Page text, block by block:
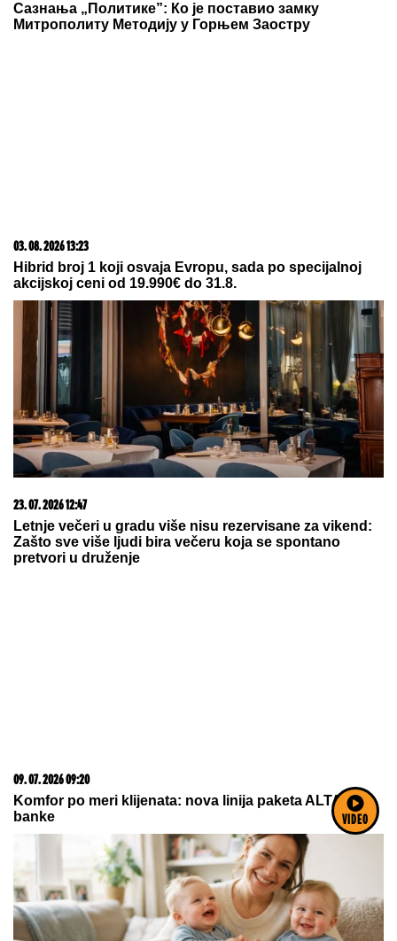
VIDEO
Сазнања „Политике”: Ко је поставио замку
Митрополиту Методију у Горњем Заостру
03. 08. 2026 13:23
Hibrid broj 1 koji osvaja Evropu, sada po specijalnoj
akcijskoj ceni od 19.990€ do 31.8.
23. 07. 2026 12:47
Letnje večeri u gradu više nisu rezervisane za vikend:
Zašto sve više ljudi bira večeru koja se spontano
pretvori u druženje
09. 07. 2026 09:20
Komfor po meri klijenata: nova linija paketa ALTA
banke